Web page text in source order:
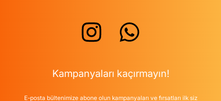
Kampanyaları kaçırmayın!
E-posta bültenimize abone olun kampanyaları ve fırsatları ilk siz